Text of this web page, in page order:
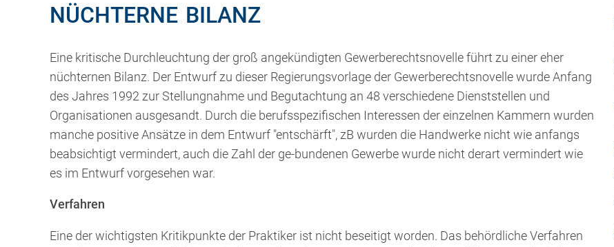
NÜCHTERNE BILANZ
Eine kritische Durchleuchtung der groß angekündigten Gewerberechtsnovelle führt zu einer eher
nüchternen Bilanz. Der Entwurf zu dieser Regierungsvorlage der Gewerberechtsnovelle wurde Anfang
des Jahres 1992 zur Stellungnahme und Begutachtung an 48 verschiedene Dienststellen und
Organisationen ausgesandt. Durch die berufsspezifischen Interessen der einzelnen Kammern wurden
manche positive Ansätze in dem Entwurf "entschärft", zB wurden die Handwerke nicht wie anfangs
beabsichtigt vermindert, auch die Zahl der ge-bundenen Gewerbe wurde nicht derart vermindert wie
es im Entwurf vorgesehen war.
Verfahren
Eine der wichtigsten Kritikpunkte der Praktiker ist nicht beseitigt worden. Das behördliche Verfahren